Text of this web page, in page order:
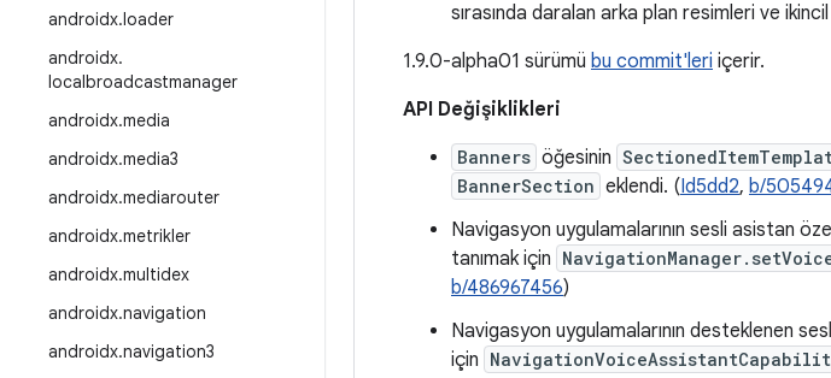
androidx.loader
androidx.
localbroadcastmanager
androidx.media
androidx.media3
androidx.mediarouter
androidx.metrikler
androidx.multidex
androidx.navigation
androidx.navigation3
sırasında daralan arka plan resimleri ve
1.9.0-alpha01 sürümü bu commit'leri içerir.
API Değişiklikleri
Banners öğesinin
BannerSection eklendi. (Id5dd2, b/
Navigasyon uygulamalarının sesli asistan
tanımak için
b/486967456)
Navigasyon uygulamalarının desteklenen
için